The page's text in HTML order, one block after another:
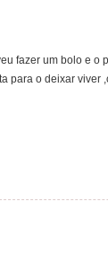
fazer um bolo e o
para o deixar viver